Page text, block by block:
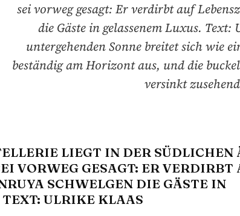
sei vorweg gesagt: Er verdirbt auf
die Gäste in gelassenem Luxus.
untergehenden Sonne breitet sich wie
beständig am Horizont aus, und die
versinkt
LIEGT IN DER SÜDLICHEN
VORWEG GESAGT: ER VERDIRBT
SCHWELGEN DIE GÄSTE IN
TEXT: ULRIKE KLAAS